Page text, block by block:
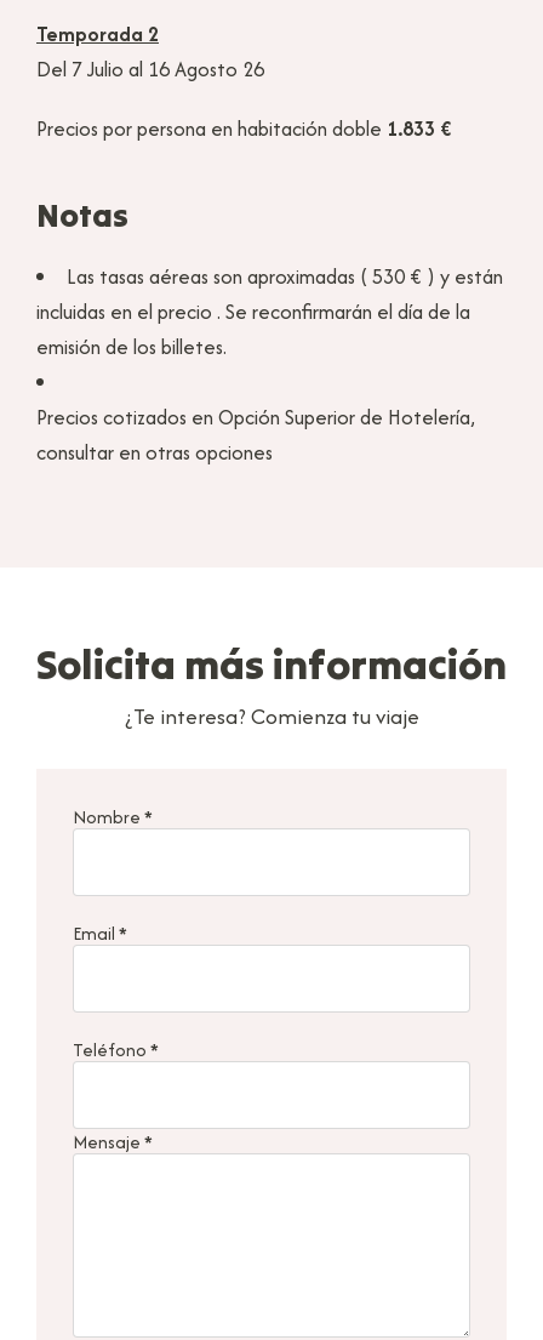
Temporada 2
Del 7 Julio al 16 Agosto 26
Precios por persona en habitación doble 1.833 €
Notas
Las tasas aéreas son aproximadas ( 530 € ) y están
incluidas en el precio . Se reconfirmarán el día de la
emisión de los billetes.
Precios cotizados en Opción Superior de Hotelería,
consultar en otras opciones
Solicita más información
¿Te interesa? Comienza tu viaje
Nombre*
Email*
Teléfono*
Mensaje*